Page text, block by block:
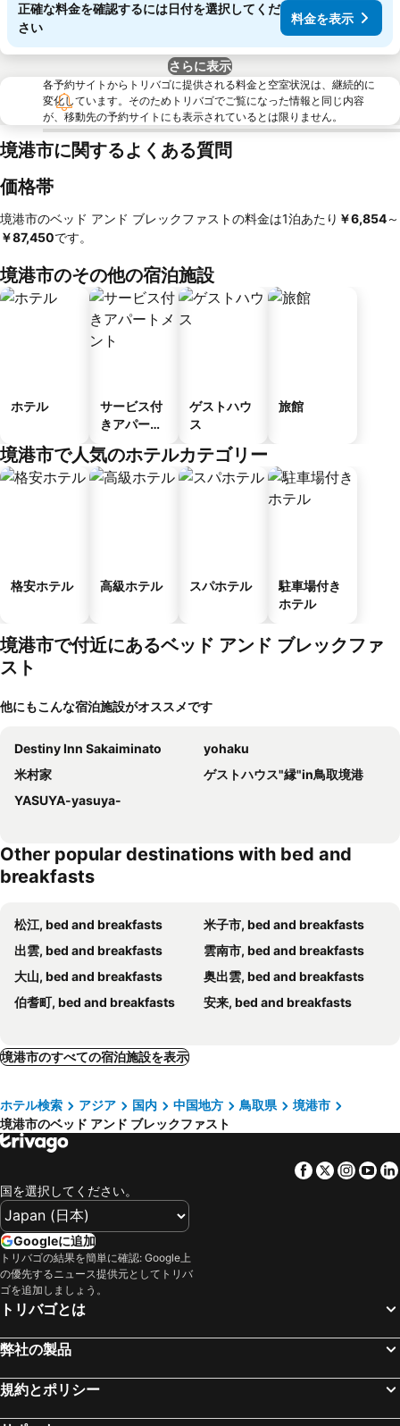
正確な料金を確認するには日付を選択してくだ
さい
料金を表示
さらに表示
各予約サイトからトリバゴに提供される料金と空室状況は、継続的に
変化しています。そのためトリバゴでご覧になった情報と同じ内容
が、移動先の予約サイトにも表示されているとは限りません。
境港市に関するよくある質問
価格帯
境港市のベッド アンド ブレックファストの料金は1泊あたり ‎￥6,854～
￥87,450です。
境港市のその他の宿泊施設
ホテル
サービス付
きアパート
ゲストハウ
ス
旅館
境港市で人気のホテルカテゴリー
格安ホテル 高級ホテル スパホテル
駐車場付き
ホテル
境港市で付近にあるベッド アンド ブレックファ
スト
他にもこんな宿泊施設がオススメです
Destiny Inn Sakaiminato
yohaku
米村家
ゲストハウス"縁"in鳥取境港
YASUYA-yasuya-
Other popular destinations with bed and
breakfasts
松江, bed and breakfasts
米子市, bed and breakfasts
出雲, bed and breakfasts
雲南市, bed and breakfasts
大山, bed and breakfasts
奥出雲, bed and breakfasts
伯耆町, bed and breakfasts
安来, bed and breakfasts
境港市のすべての宿泊施設を表示
ホテル検索 アジア 国内 中国地方 鳥取県
境港市
境港市のベッド アンド ブレックファスト
Facebook
Twitter
国を選択してください。
Googleに追加
トリバゴの結果を簡単に確認: Google上
の優先するニュース提供元としてトリバ
ゴを追加しましょう。
トリバゴとは
弊社の製品
規約とポリシー